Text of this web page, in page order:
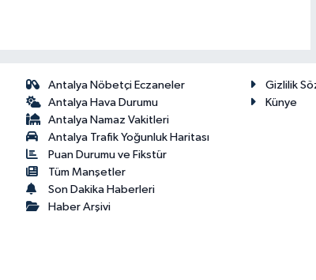
Antalya Nöbetçi Eczaneler
Antalya Hava Durumu
Antalya Namaz Vakitleri
Antalya Trafik Yoğunluk Haritası
Puan Durumu ve Fikstür
Tüm Manşetler
Son Dakika Haberleri
Haber Arşivi
Gizlilik
Künye